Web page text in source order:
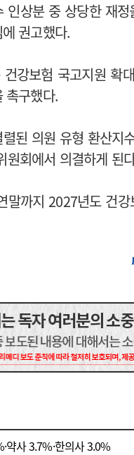
인상분 중 상당한 재
권고했다.
강보험 국고지원 확
촉구했다.
된 의원 유형 환산지
원회에서 의결하게 된
말까지 2027년도 건
약사 3.7%·한의사 3.0%